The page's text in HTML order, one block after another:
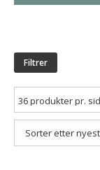
Filtrer